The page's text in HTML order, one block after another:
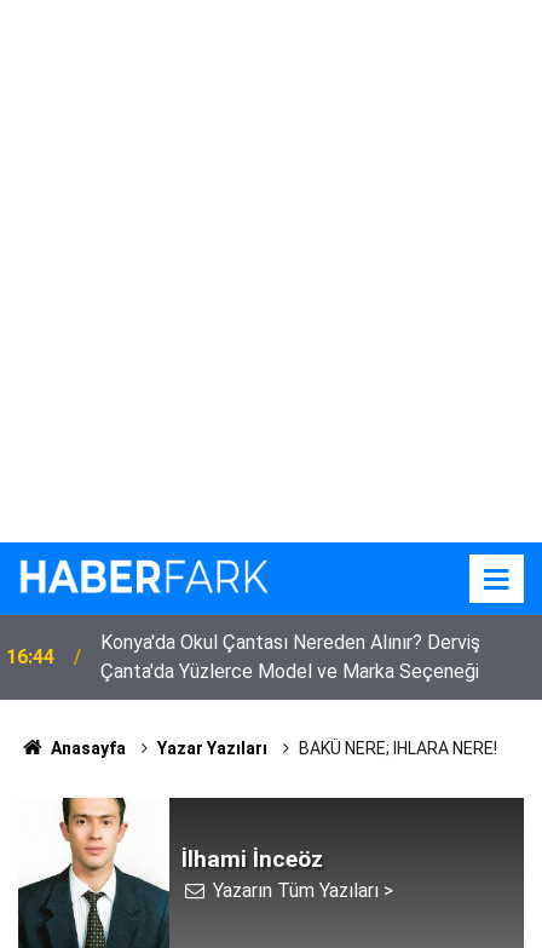
14:37
Bor'da Yürek Yakan Yangın! 250 Küçükbaş Hayvan
Telef Oldu, 40 Ton Arpa Kül Oldu
Anasayfa Yazar Yazıları BAKÜ NERE; IHLARA NERE!
İlhami İnceöz
Yazarın Tüm Yazıları >